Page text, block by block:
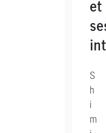
et
S
h
i
m